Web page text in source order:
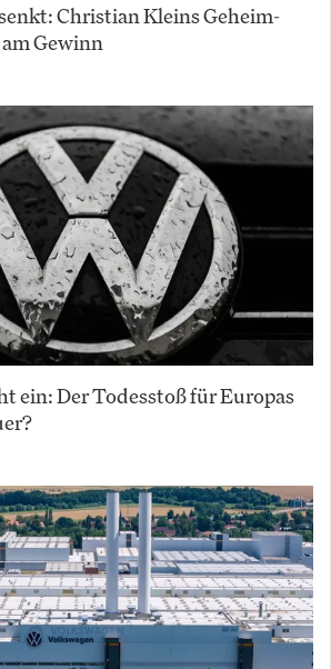
Christian Kleins Geheim-
Gewinn
ein: Der Todesstoß für Europas